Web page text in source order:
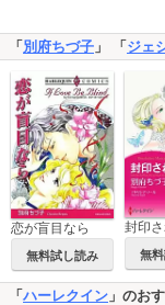
「 別府ちづ子 」 「 ジェ
恋が盲目なら
無料試し読み
封印
無
「ハーレクイン 」のお